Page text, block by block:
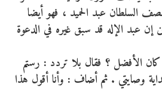
السلطان عبد الحميد ، فهو أيضا
إن عبد الإله قد سبق غيره في الدعوة
كان الأفضل ؟ فقال بلا تردد : رستم
وصايتي . ثم أضاف : وأنا أقول هذا